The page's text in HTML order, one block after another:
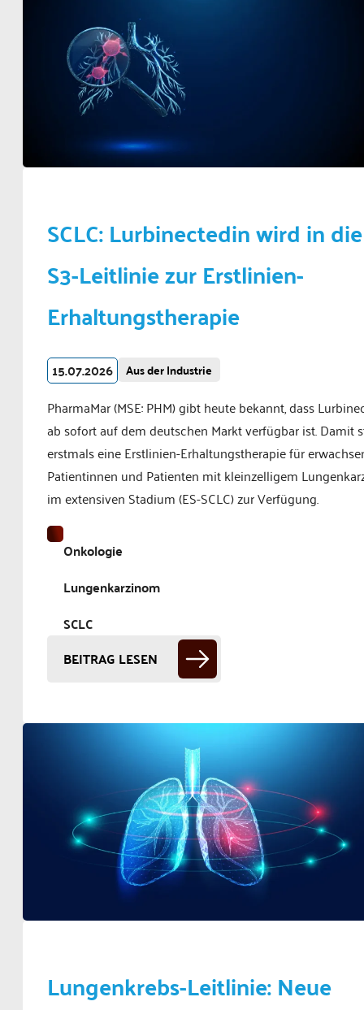
SCLC: Lurbinectedin wird in die
S3-Leitlinie zur Erstlinien-
Erhaltungstherapie
15.07.2026 Aus der Industrie
PharmaMar (MSE: PHM) gibt heute bekannt, dass
ab sofort auf dem deutschen Markt verfügbar ist. Damit
erstmals eine Erstlinien-Erhaltungstherapie für
Patientinnen und Patienten mit kleinzelligem
im extensiven Stadium (ES-SCLC) zur Verfügung.
Onkologie
Lungenkarzinom
SCLC
BEITRAG LESEN
Lungenkrebs-Leitlinie: Neue